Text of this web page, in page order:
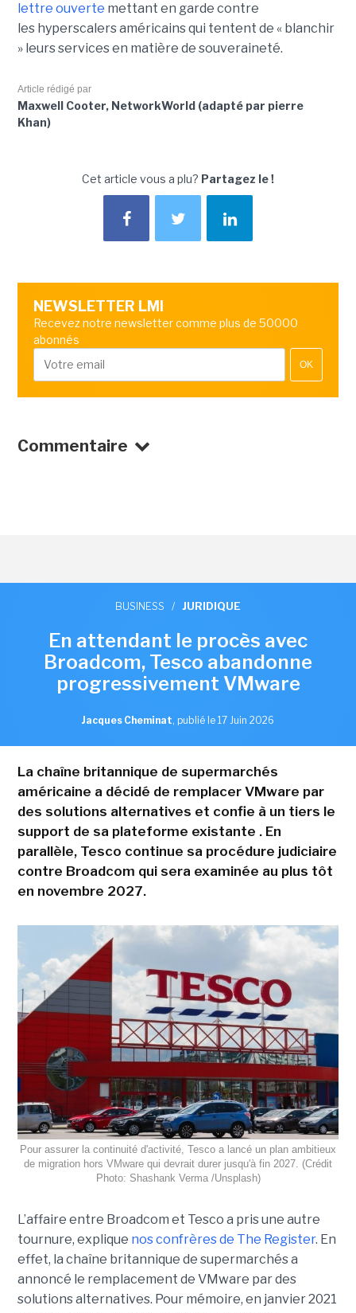
lettre ouverte mettant en garde contre
les hyperscalers américains qui tentent de « blanchir
» leurs services en matière de souveraineté.
Article rédigé par
Maxwell Cooter, NetworkWorld (adapté par pierre
Khan)
Cet article vous a plu? Partagez le !
NEWSLETTER LMI
Recevez notre newsletter comme plus de 50000
abonnés
OK
Commentaire
BUSINESS / JURIDIQUE
En attendant le procès avec
Broadcom, Tesco abandonne
progressivement VMware
Jacques Cheminat, publié le 17 Juin 2026
La chaîne britannique de supermarchés
américaine a décidé de remplacer VMware par
des solutions alternatives et confie à un tiers le
support de sa plateforme existante . En
parallèle, Tesco continue sa procédure judiciaire
contre Broadcom qui sera examinée au plus tôt
en novembre 2027.
Pour assurer la continuité d'activité, Tesco a lancé un plan ambitieux
de migration hors VMware qui devrait durer jusqu'à fin 2027. (Crédit
Photo: Shashank Verma /Unsplash)
L’affaire entre Broadcom et Tesco a pris une autre
tournure, explique nos confrères de The Register. En
effet, la chaîne britannique de supermarchés a
annoncé le remplacement de VMware par des
solutions alternatives. Pour mémoire, en janvier 2021